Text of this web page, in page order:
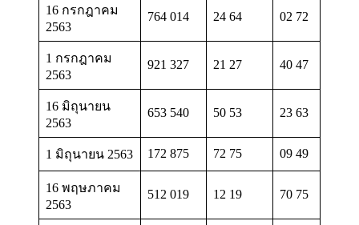
16 กรกฎาคม
2563
764 014 24 64 02 72
1 กรกฎาคม
2563
921 327 21 27 40 47
16 มิถุนายน
2563
653 540 50 53 23 63
1 มิถุนายน 2563 172 875 72 75 09 49
16 พฤษภาคม
2563
512 019 12 19 70 75